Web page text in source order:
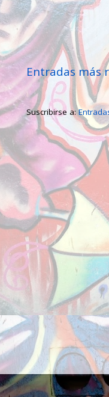
Entradas más
Suscribirse a: